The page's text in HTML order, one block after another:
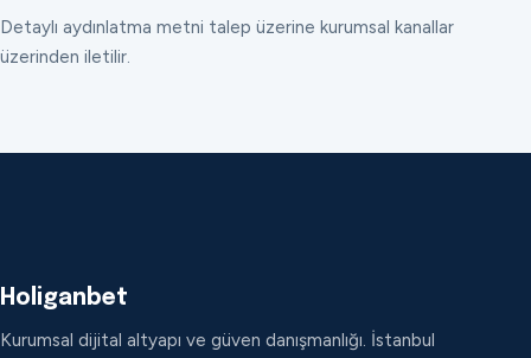
Detaylı aydınlatma metni talep üzerine kurumsal kanallar
üzerinden iletilir.
Holiganbet
Kurumsal dijital altyapı ve güven danışmanlığı. İstanbul